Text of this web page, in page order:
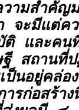
ามสำคัญ
จะมีแต่ค
ติ และคน
ฐี สถานที่
นอยู่คล่อ
ารก่อสร้